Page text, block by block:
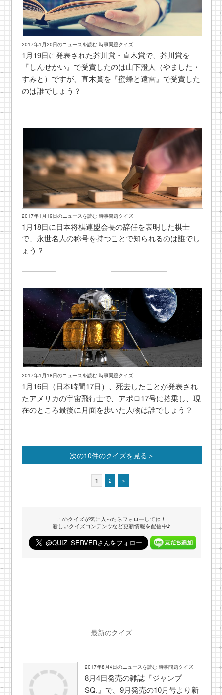
2017年1月20日のニュースを読む 時事問題クイズ
1月19日に発表された芥川賞・直木賞で、芥川賞を
『しんせかい』で受賞したのは山下澄人（やました・
すみと）ですが、直木賞を『蜜蜂と遠雷』で受賞した
のは誰でしょう？
2017年1月19日のニュースを読む 時事問題クイズ
1月18日に日本将棋連盟会長の辞任を表明した棋士
で、永世名人の称号を持つことで知られるのは誰でし
ょう？
2017年1月18日のニュースを読む 時事問題クイズ
1月16日（日本時間17日）、死去したことが発表され
たアメリカの宇宙飛行士で、アポロ17号に搭乗し、現
在のところ最後に月面を歩いた人物は誰でしょう？
次の10件のクイズを見る＞
1 2 ＞
このクイズが気に入ったらフォローしてね！
新しいクイズコンテンツなど更新情報を配信中♪
最新のクイズ
2017年8月4日のニュースを読む 時事問題クイズ
8月4日発売の雑誌『ジャンプ
SQ.』で、9月発売の10月号より新